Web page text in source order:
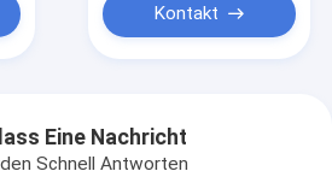
Kontakt
Eine Nachricht
Schnell Antworten